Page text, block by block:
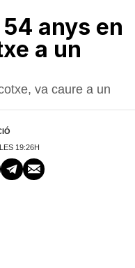
anys en
a un
va caure a un
19:26H